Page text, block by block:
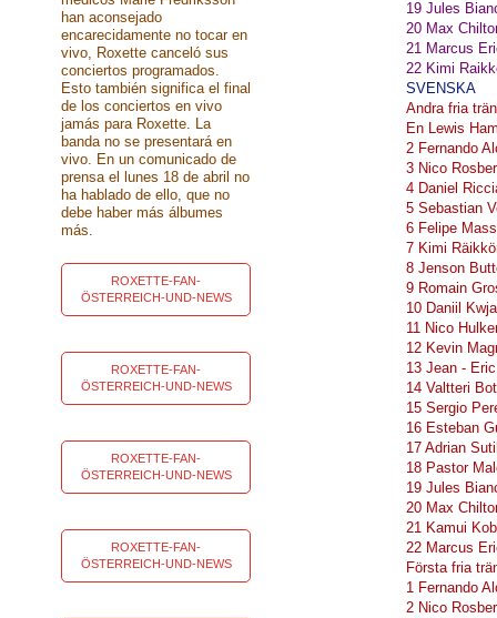
19 Jules
20 Max
21 Marcus
22 Kimi
SVENSKA
Andra fria
En Lewis
2 Fernando
3 Nico
4 Daniel
5 Sebastian
6 Felipe
7 Kimi
8 Jenson
9 Romain
10 Daniil
11 Nico
12 Kevin
13 Jean -
14 Valtteri
15 Sergio
16 Esteban
17 Adrian
18 Pastor
19 Jules
20 Max
21 Kamui
22 Marcus
Första fria
1 Fernando
2 Nico
han aconsejado
encarecidamente no tocar en
vivo, Roxette canceló sus
conciertos programados.
Esto también significa el final
de los conciertos en vivo
jamás para Roxette. La
banda no se presentará en
vivo. En un comunicado de
prensa el lunes 18 de abril no
ha hablado de ello, que no
debe haber más álbumes
más.
ROXETTE-FAN-
ÖSTERREICH-UND-NEWS
ROXETTE-FAN-
ÖSTERREICH-UND-NEWS
ROXETTE-FAN-
ÖSTERREICH-UND-NEWS
ROXETTE-FAN-
ÖSTERREICH-UND-NEWS